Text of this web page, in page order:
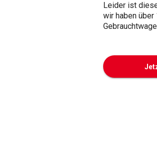
Leider ist
wir haben über